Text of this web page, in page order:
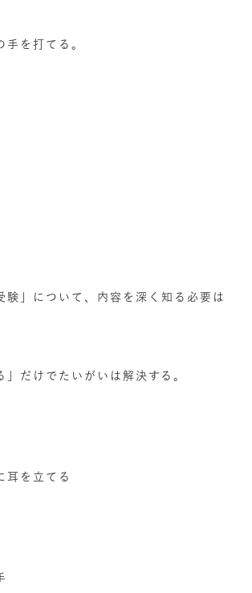
手を打てる。
験」について、内容を深く知る必要は
」だけでたいがいは解決する。
耳を立てる